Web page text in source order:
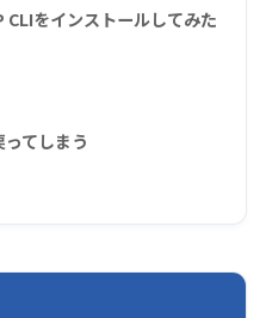
CLIをインストールしてみた
てしまう